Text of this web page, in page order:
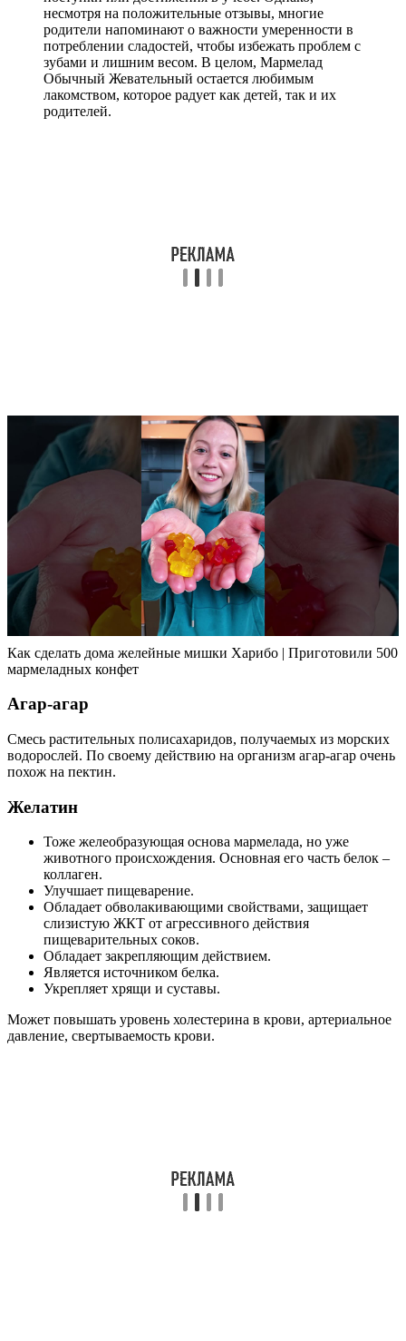
несмотря на положительные отзывы, многие
родители напоминают о важности умеренности в
потреблении сладостей, чтобы избежать проблем с
зубами и лишним весом. В целом, Мармелад
Обычный Жевательный остается любимым
лакомством, которое радует как детей, так и их
родителей.
Как сделать дома желейные мишки Харибо | Приготовили 500
мармеладных конфет
Агар-агар
Смесь растительных полисахаридов, получаемых из морских
водорослей. По своему действию на организм агар-агар очень
похож на пектин.
Желатин
Тоже желеобразующая основа мармелада, но уже
животного происхождения. Основная его часть белок –
коллаген.
Улучшает пищеварение.
Обладает обволакивающими свойствами, защищает
слизистую ЖКТ от агрессивного действия
пищеварительных соков.
Обладает закрепляющим действием.
Является источником белка.
Укрепляет хрящи и суставы.
Может повышать уровень холестерина в крови, артериальное
давление, свертываемость крови.